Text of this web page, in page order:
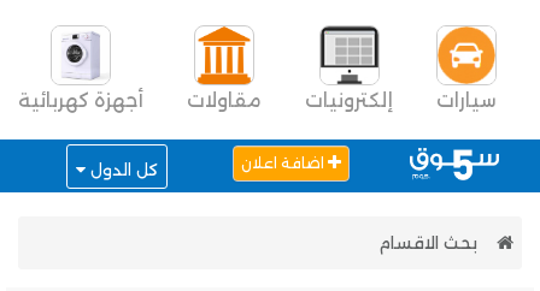
سيارات إلكترونيات مقاولات أجهزة كهربائية
اضافة اعلان كل الدول
بحث الاقسام